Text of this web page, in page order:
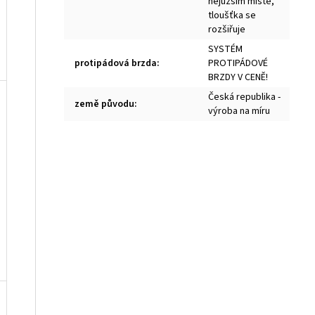
tloušťka se
rozšiřuje
protipádová brzda:
SYSTÉM
PROTIPÁDOVÉ
BRZDY V CENĚ!
země původu:
Česká republika -
výroba na míru